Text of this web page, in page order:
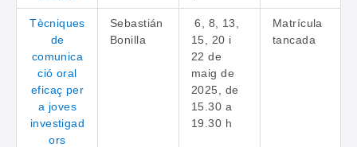
Tècniques
de
comunica
ció oral
eficaç per
a joves
investigad
ors
Sebastián
Bonilla
6, 8, 13,
15, 20 i
22 de
maig de
2025, de
15.30 a
19.30 h
Matrícula
tancada